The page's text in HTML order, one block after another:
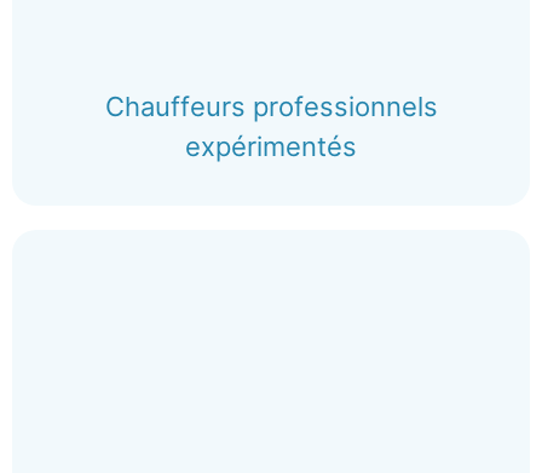
Chauffeurs professionnels
expérimentés